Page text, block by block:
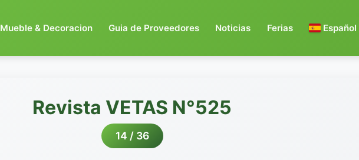
Mueble & Decoracion Guia de Proveedores Noticias Ferias Español
Revista VETAS N°525
14 / 36